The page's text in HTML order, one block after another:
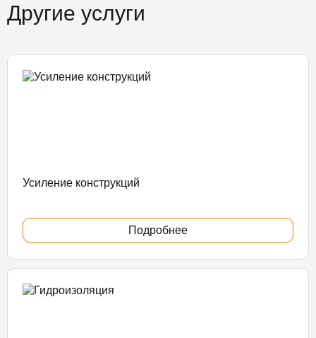
Другие услуги
Усиление конструкций
Подробнее